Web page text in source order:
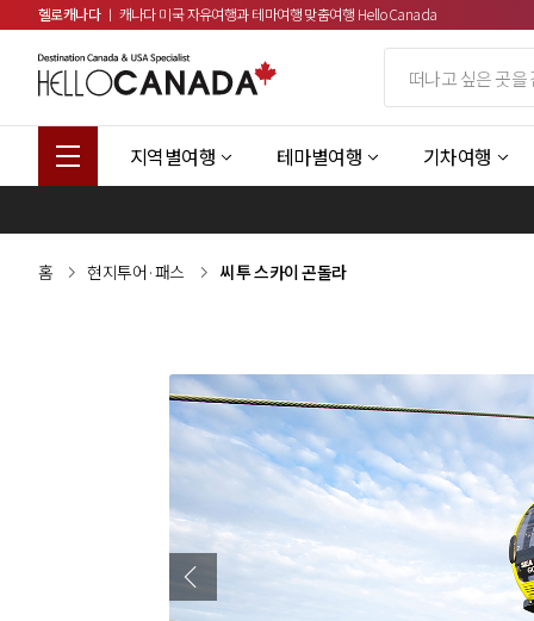
헬로캐나다 ㅣ 캐나다 미국 자유여행과 테마여행 맞춤여행 HelloCanada
지역별여행 테마별여행 기차여행
홈 현지투어·패스 씨 투 스카이 곤돌라